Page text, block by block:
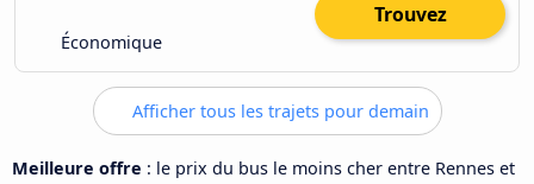
Économique
Trouvez
Afficher tous les trajets pour demain
Meilleure offre : le prix du bus le moins cher entre Rennes et